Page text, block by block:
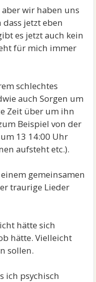
wir haben uns
jetzt eben
es jetzt auch kein
für mich immer
schlechtes
auch Sorgen um
Zeit über um ihn
Beispiel von der
13 14:00 Uhr
aufsteht etc.).
gemeinsamen
traurige Lieder
hätte sich
hätte. Vielleicht
sollen.
ich psychisch